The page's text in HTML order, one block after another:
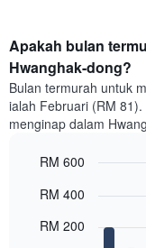
Apakah bulan
Hwanghak-dong?
Bulan termurah untuk
ialah Februari (RM
menginap dalam
chart
12
graphic.
RM 200
RM 400
RM 600